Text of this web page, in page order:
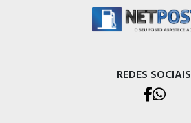
REDES SOCIAIS